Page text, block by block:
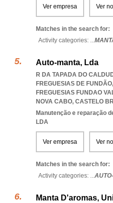
Ver empresa Ver
Matches in the search for:
Activity categories: ...
Auto-manta, Lda
R DA TAPADA DO
FREGUESIAS DE
FREGUESIAS FUNDAO
NOVA CABO, CASTELO
Manutenção e reparação
LDA
Ver empresa Ver
Matches in the search for:
Activity categories: ...
Manta D'aromas,